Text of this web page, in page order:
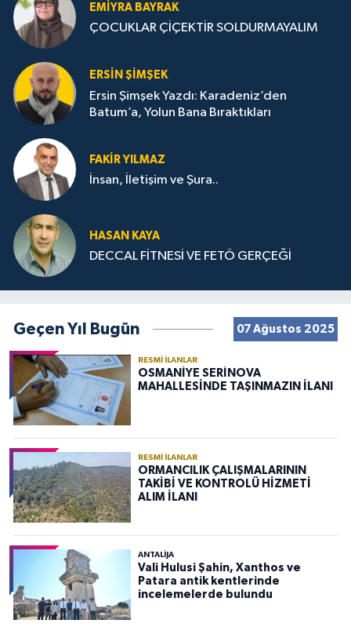
EMIYRA BAYRAK
ÇOCUKLAR ÇİÇEKTİR SOLDURMAYALIM
ERSIN ŞIMŞEK
Ersin Şimşek Yazdı: Karadeniz’den
Batum’a, Yolun Bana Bıraktıkları
FAKIR YILMAZ
İnsan, İletişim ve Şura..
HASAN KAYA
DECCAL FİTNESİ VE FETÖ GERÇEĞİ
Geçen Yıl Bugün 07 Ağustos 2025
RESMI İLANLAR
OSMANİYE SERİNOVA
MAHALLESİNDE TAŞINMAZIN İLANI
RESMI İLANLAR
ORMANCILIK ÇALIŞMALARININ
TAKİBİ VE KONTROLÜ HİZMETİ
ALIM İLANI
ANTALIJA
Vali Hulusi Şahin, Xanthos ve
Patara antik kentlerinde
incelemelerde bulundu